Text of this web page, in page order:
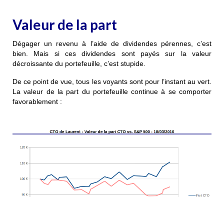
Valeur de la part
Dégager un revenu à l’aide de dividendespérennes, c’est
bien. Mais si ces dividendes sont payés sur la valeur
décroissante du portefeuille, c’est stupide.
De ce point de vue, tous les voyants sont pour l’instant au vert.
La valeur de la part du portefeuille continue à se comporter
favorablement :